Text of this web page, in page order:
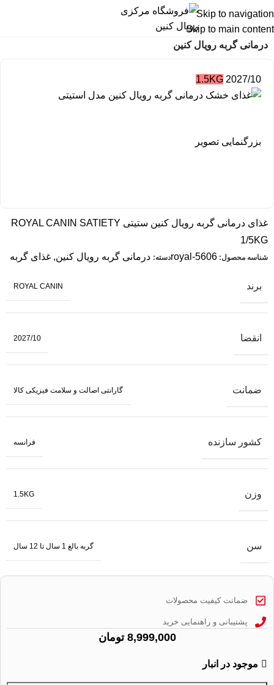
Skip to navigation
Skip to main content
خانه غذای درمانی رویال کنین
درمانی گربه رویال کنین
2027/10
1.5KG
بزرگنمایی تصویر
غذای درمانی گربه رویال کنین ستیتی ROYAL CANIN SATIETY
1/5KG
شناسه محصول: royal-5606دسته: درمانی گربه رویال کنین, غذای گربه
برند ROYAL CANIN
انقضا 2027/10
ضمانت گارانتی اصالت و سلامت فیزیکی کالا
کشور سازنده فرانسه
وزن 1.5KG
سن گربه بالغ 1 سال تا 12 سال
ضمانت کیفیت محصولات
پشتیبانی و راهنمایی خرید
8,999,000 تومان
موجود در انبار